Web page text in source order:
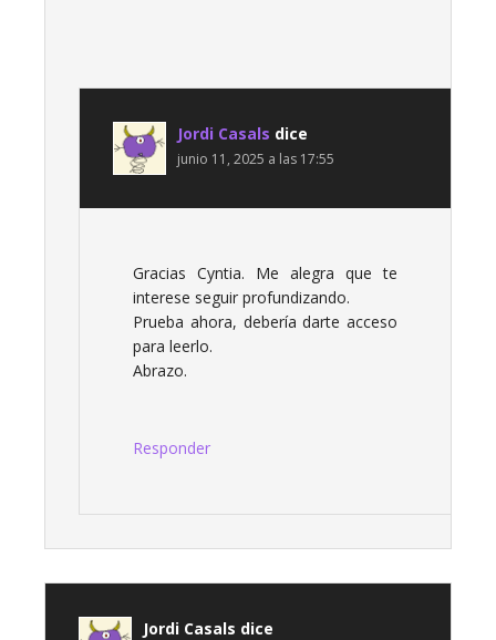
Jordi Casals dice
junio 11, 2025 a las 17:55
Gracias Cyntia. Me alegra que te
interese seguir profundizando.
Prueba ahora, debería darte acceso
para leerlo.
Abrazo.
Responder
Jordi Casals dice